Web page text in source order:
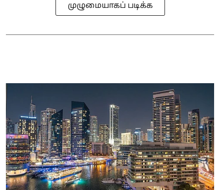
முழுமையாகப் படிக்க